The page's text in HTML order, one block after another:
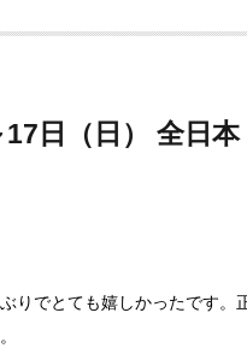
日（日） 全日
りでとても嬉しかったです。